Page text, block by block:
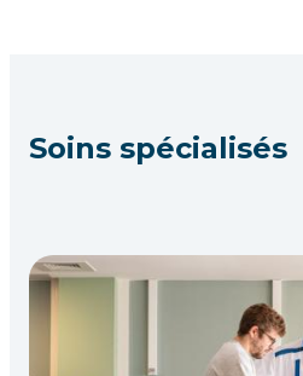
Soins spécialisés